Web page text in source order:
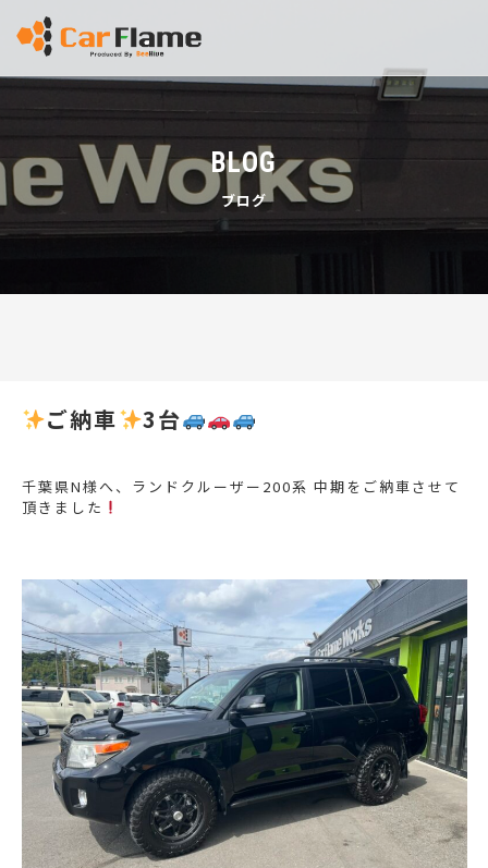
BLOG
ブログ
ご納車 3台
千葉県N様へ、ランドクルーザー200系 中期をご納車させて
頂きました